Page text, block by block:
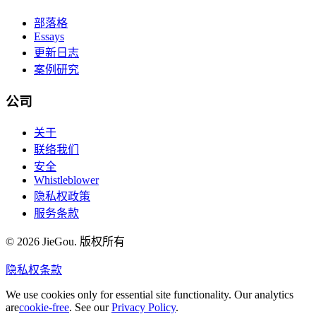
部落格
Essays
更新日志
案例研究
公司
关于
联络我们
安全
Whistleblower
隐私权政策
服务条款
© 2026 JieGou. 版权所有
隐私权条款
We use cookies only for essential site functionality. Our analytics
arecookie-free. See ourPrivacy Policy.